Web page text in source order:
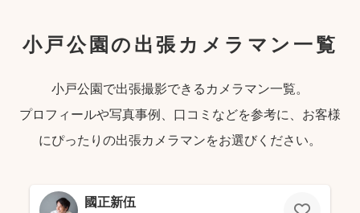
小戸公園の出張カメラマン一覧
小戸公園で出張撮影できるカメラマン一覧。
プロフィールや写真事例、口コミなどを参考に、お客様
にぴったりの出張カメラマンをお選びください。
國正新伍